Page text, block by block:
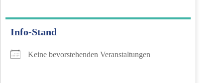
Info-Stand
Keine bevorstehenden Veranstaltungen